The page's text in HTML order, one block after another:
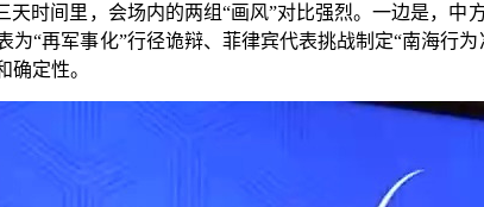
间里，会场内的两组“画风”对比强烈。一边是，中
“再军事化”行径诡辩、菲律宾代表挑战制定“南海行
定性。